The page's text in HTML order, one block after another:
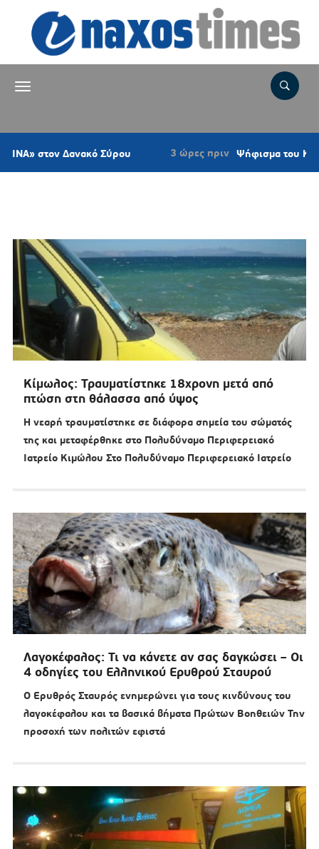
Σύρου 3 ώρες πριν Ψήφισμα του Κυνηγετικού
Κίμωλος: Τραυματίστηκε 18χρονη μετά από
πτώση στη θάλασσα από ύψος
Η νεαρή τραυματίστηκε σε διάφορα σημεία του σώματός
της και μεταφέρθηκε στο Πολυδύναμο Περιφερειακό
Ιατρείο Κιμώλου Στο Πολυδύναμο Περιφερειακό Ιατρείο
Λαγοκέφαλος: Τι να κάνετε αν σας δαγκώσει – Οι
4 οδηγίες του Ελληνικού Ερυθρού Σταυρού
Ο Ερυθρός Σταυρός ενημερώνει για τους κινδύνους του
λαγοκέφαλου και τα βασικά βήματα Πρώτων Βοηθειών Την
προσοχή των πολιτών εφιστά